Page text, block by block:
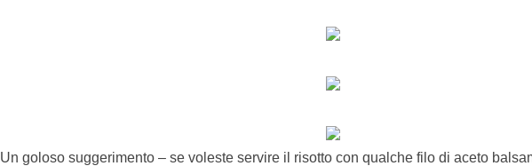
Un goloso suggerimento – se voleste servire il risotto con qualche filo di aceto